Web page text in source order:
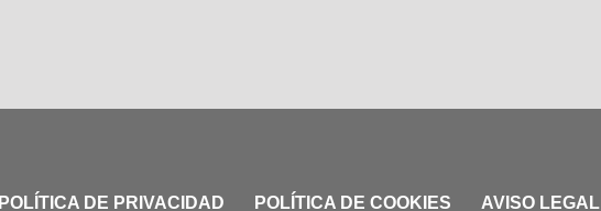
POLÍTICA DE PRIVACIDAD POLÍTICA DE COOKIES AVISO LEGAL